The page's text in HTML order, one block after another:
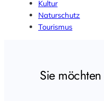
Kultur
Naturschutz
Tourismus
Sie